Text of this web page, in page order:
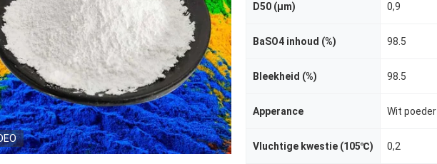
D50 (μm) 0,9
BaSO4 inhoud (%) 98.5
Bleekheid (%) 98.5
Apperance Wit poeder
Vluchtige kwestie (105℃) 0,2